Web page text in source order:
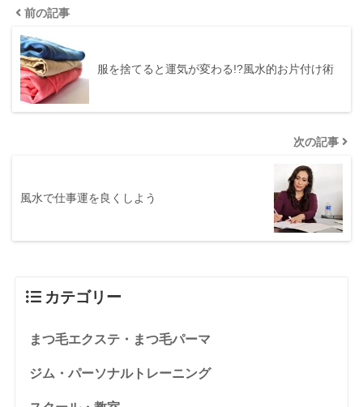
前の記事
服を捨てると運気が変わる!?風水的お片付け術
次の記事
風水で仕事運を良くしよう
カテゴリー
まつ毛エクステ・まつ毛パーマ
ジム・パーソナルトレーニング